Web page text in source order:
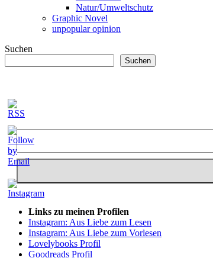
Natur/Umweltschutz
Graphic Novel
unpopular opinion
Suchen
Suchen
Links zu meinen Profilen
Instagram: Aus Liebe zum Lesen
Instagram: Aus Liebe zum Vorlesen
Lovelybooks Profil
Goodreads Profil